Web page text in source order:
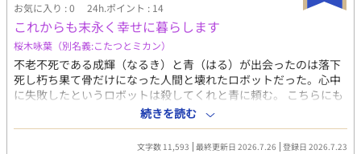
お気に入り : 0 24h.ポイント : 14
これからも末永く幸せに暮らします
桜木咏葉（別名義:こたつとミカン）
不老不死である成輝（なるき）と青（はる）が出会ったのは落下
死し朽ち果て骨だけになった人間と壊れたロボットだった。心中
に失敗したというロボットは殺してくれと青に頼む。 こちらにも
投稿している 鳥籠の中のお姫様
→https://www.alphapolis.co.jp/novel/152766941/437058267
青い青い空を共に飛ぼう
続きを読む
文字数 11,593 最終更新日 2026.7.26 登録日 2026.7.23